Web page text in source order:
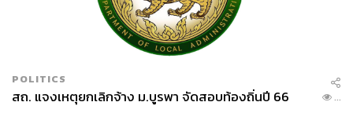
POLITICS
สถ. แจงเหตุยกเลิกจ้าง ม.บูรพา จัดสอบท้องถิ่นปี 66 ...